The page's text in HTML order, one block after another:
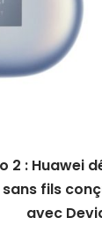
2 : Huawei
fils
avec